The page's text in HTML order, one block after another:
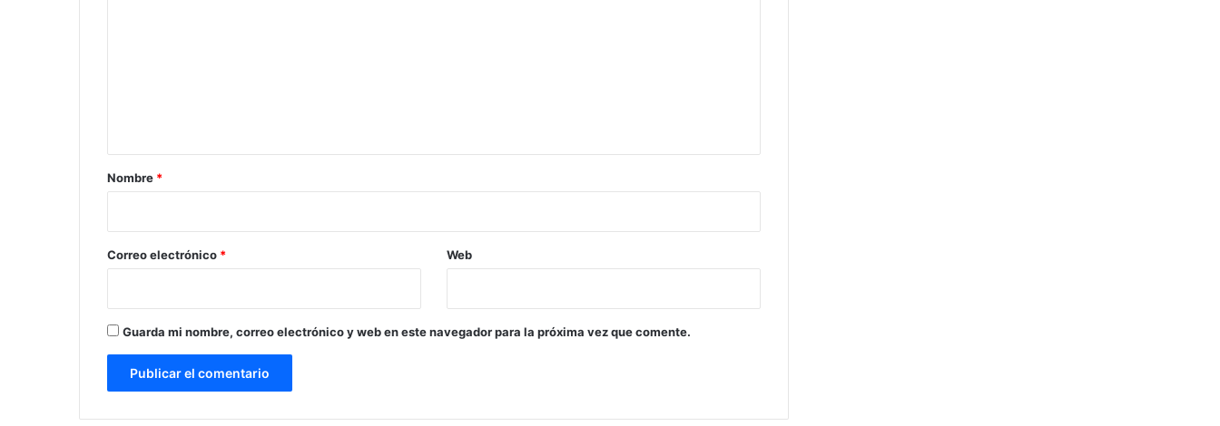
r
*
Nombre *
Correo electrónico * Web
Guarda mi nombre, correo electrónico y web en este navegador para la próxima vez que comente.